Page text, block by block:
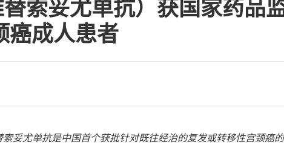
投资并购
能源化工与环保
马来西亚
索妥尤单抗）获国家药品
癌成人患者
索妥尤单抗是中国首个获批针对既往经治的复发或转移性宫颈癌